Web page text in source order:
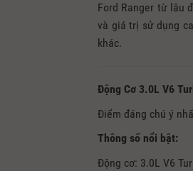
Ford Ranger từ lâu
và giá trị sử dụng
khác.
Động Cơ 3.0L V6
Điểm đáng chú ý
Thông số nổi bật:
Động cơ: 3.0L V6